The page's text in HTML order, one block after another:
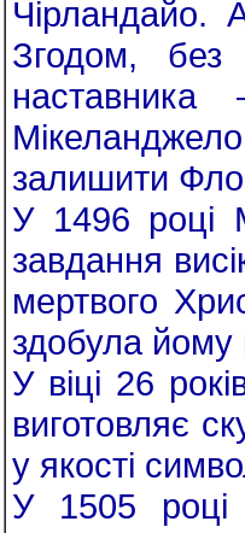
Чірландайо.
Згодом, без
наставника
залишити
У 1496 році
завдання
мертвого
здобула йому
У віці 26
виготовляє
у якості
У 1505 році